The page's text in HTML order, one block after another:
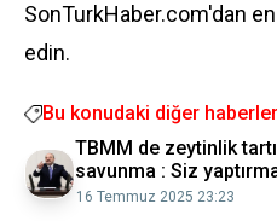
SonTurkHaber.com'dan
edin.
Bu konudaki diğer
TBMM de zeytinlik
savunma : Siz
diyoruz
16 Temmuz 2025 23:23